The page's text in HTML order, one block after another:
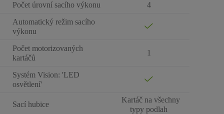
Počet úrovní sacího výkonu
4
Automatický režim sacího
výkonu
Počet motorizovaných
kartáčů
1
Systém Vision: 'LED
osvětlení'
Sací hubice
Kartáč na všechny
typy podlah